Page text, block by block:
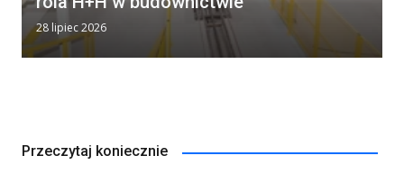
28 lipiec 2026
Przeczytaj koniecznie